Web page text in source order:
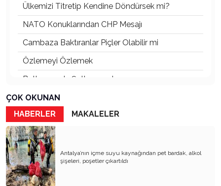
Ülkemizi Titretip Kendine Döndürsek mi?
NATO Konuklarından CHP Mesajı
Cambaza Baktıranlar Piçler Olabilir mi
Özlemeyi Özlemek
Butlanınız da Şutlanınız da
Yaşananların Vebali Kim
Siyasetin Kökleri Köklerin Siyaseti
Nereye CHP Nereye
Öf Öf de Öf Öf
Birbirimizi Anlasak mı
ÇOK OKUNAN
HABERLER
MAKALELER
Antalya’nın içme suyu kaynağından pet bardak, alkol
şişeleri, poşetler çıkartıldı